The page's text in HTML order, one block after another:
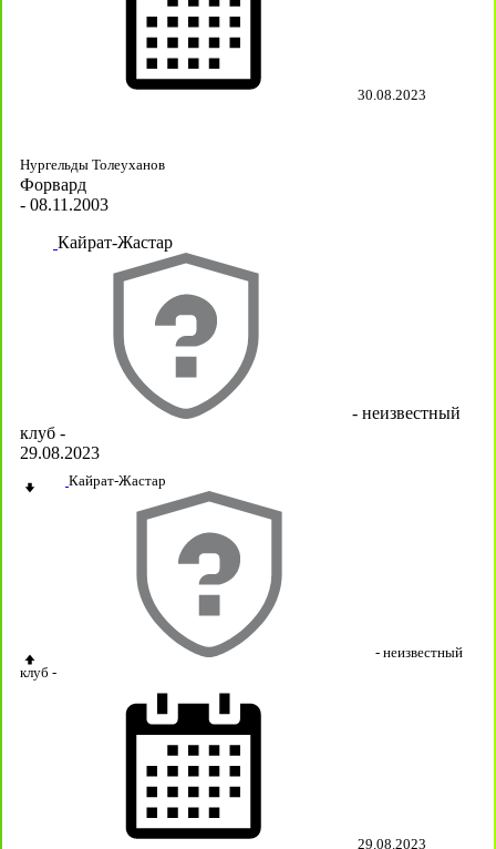
30.08.2023
Нургельды Толеуханов
Форвард
- 08.11.2003
Кайрат-Жастар
- неизвестный
клуб -
29.08.2023
Кайрат-Жастар
- неизвестный
клуб -
29.08.2023